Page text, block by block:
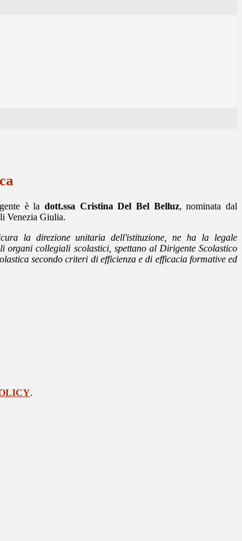
è la dott.ssa Cristina Del Bel Belluz, nominata dal
Venezia Giulia.
la direzione unitaria dell'istituzione, ne ha la legale
organi collegiali scolastici, spettano al Dirigente Scolastico
secondo criteri di efficienza e di efficacia formative ed
.